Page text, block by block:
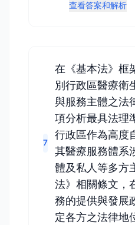
查看答案和解析
7
在《基本法》框
別行政區醫療衛
與服務主體之法
項分析最具法理
行政區作為高度
其醫療服務體系
體及私人等多方
法》相關條文，
務的提供與發展
定各方之法律地